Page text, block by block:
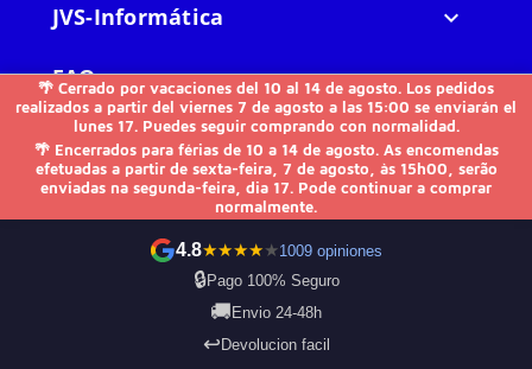
🌴 Cerrado por vacaciones del 10 al 14 de agosto. Los pedidos
realizados a partir del viernes 7 de agosto a las 15:00 se enviarán el
lunes 17. Puedes seguir comprando con normalidad.
🌴 Encerrados para férias de 10 a 14 de agosto. As encomendas
efetuadas a partir de sexta-feira, 7 de agosto, às 15h00, serão
enviadas na segunda-feira, dia 17. Pode continuar a comprar
normalmente.
4.8★★★★★1009 opiniones
🔒Pago 100% Seguro
🚚 Envio 24-48h
↩️ Devolucion facil
JVS-Informática 
FAQs 
Otros 
Contacto